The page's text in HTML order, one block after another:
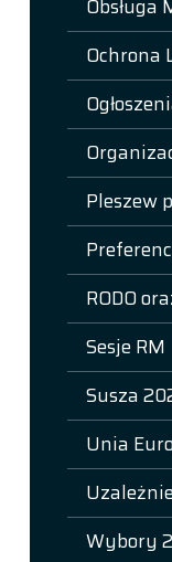
Obsługa
Ochrona
Pleszew
RODO
Sesje RM
Susza
Unia
Wybory